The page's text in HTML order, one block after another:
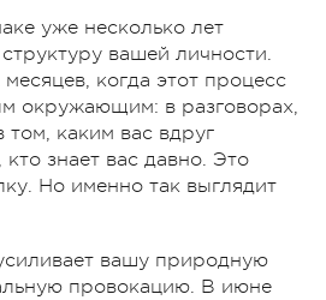
уже несколько лет
вашей личности.
когда этот процесс
окружающим: в разговорах,
каким вас вдруг
кто знает вас давно. Это
Но именно так выглядит
вашу природную
провокацию. В июне